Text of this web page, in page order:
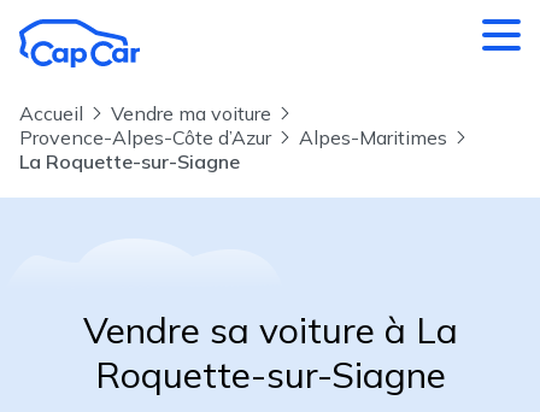
Accueil
Vendre ma voiture
Provence-Alpes-Côte d’Azur
Alpes-Maritimes
La Roquette-sur-Siagne
Vendre sa voiture à La
Roquette-sur-Siagne